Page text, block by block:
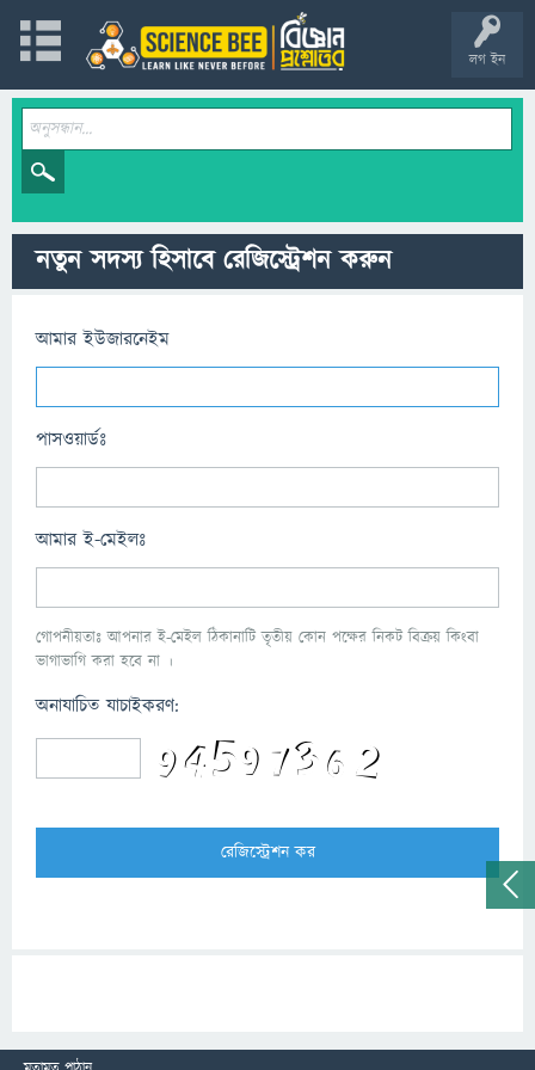
লগ ইন
নতুন সদস্য হিসাবে রেজিস্ট্রেশন করুন
আমার ইউজারনেইম
পাসওয়ার্ডঃ
আমার ই-মেইলঃ
গোপনীয়তাঃ আপনার ই-মেইল ঠিকানাটি তৃতীয় কোন পক্ষের নিকট বিক্রয় কিংবা
ভাগাভাগি করা হবে না ।
অনাযাচিত যাচাইকরণ: